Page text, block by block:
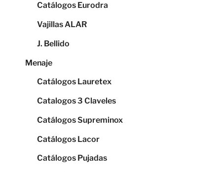
Catálogos Eurodra
Vajillas ALAR
J. Bellido
Menaje
Catálogos Lauretex
Catalogos 3 Claveles
Catálogos Supreminox
Catálogos Lacor
Catálogos Pujadas